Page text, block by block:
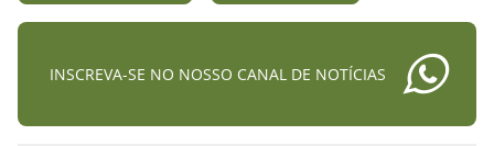
INSCREVA-SE NO NOSSO CANAL DE NOTÍCIAS